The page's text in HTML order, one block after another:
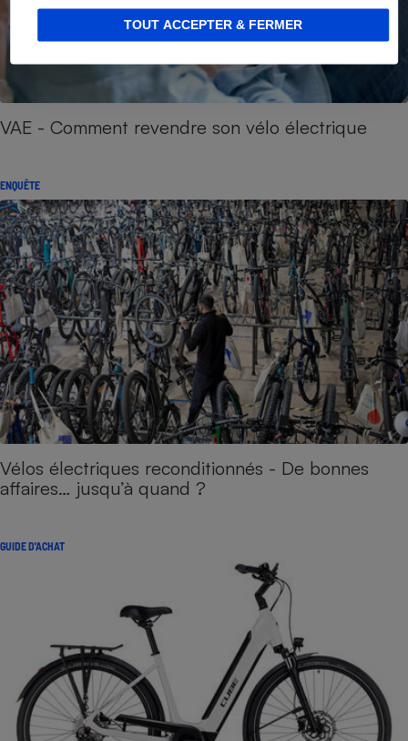
TOUT ACCEPTER & FERMER
VAE - Comment revendre son vélo électrique
ENQUÊTE
Vélos électriques reconditionnés - De bonnes
affaires… jusqu’à quand ?
GUIDE D'ACHAT